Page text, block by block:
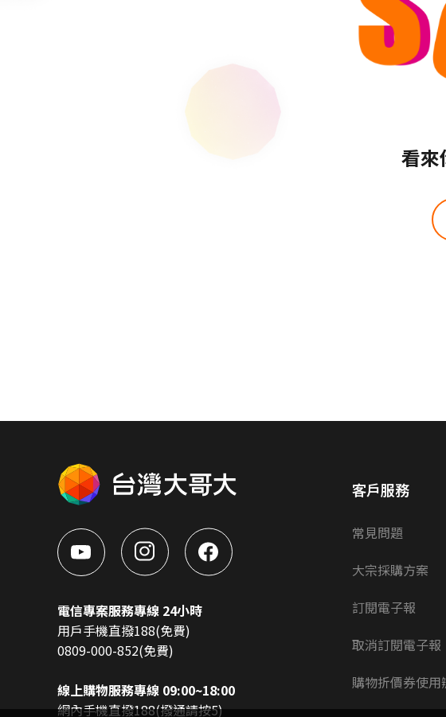
看來
電信專案服務專線 24小時
用戶手機直撥188(免費)
0809-000-852(免費)
線上購物服務專線 09:00~18:00
網內手機直撥188(撥通請按5)
客戶服務
常見問題
大宗採購方案
訂閱電子報
取消訂閱電子報
購物折價券使用